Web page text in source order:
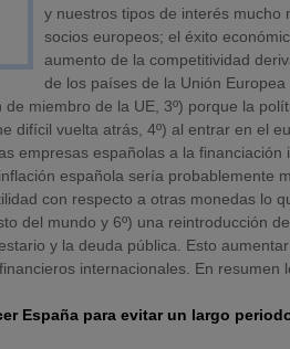
y nuestros tipos de interés
socios europeos; el éxito
aumento de la competitividad
de los países de la Unión
de miembro de la UE, 3º) porque la
difícil vuelta atrás, 4º) al entrar en el
empresas españolas a la
española sería probablemente
con respecto a otras monedas lo
del mundo y 6º) una reintroducción
y la deuda pública. Esto
internacionales. En
España para evitar un largo